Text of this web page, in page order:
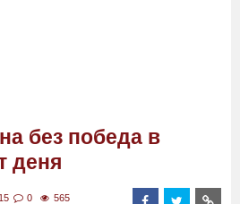
без победа в
деня
0 565